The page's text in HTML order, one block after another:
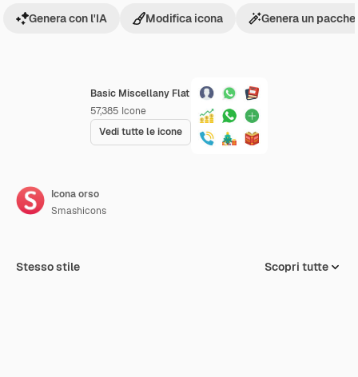
Basic Miscellany Flat
57,385 Icone
Vedi tutte le icone
Genera con l'IA Modifica icona Genera un
Icona orso
Smashicons
Stesso stile Scopri tutte